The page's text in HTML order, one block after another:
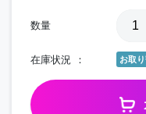
数量
在庫状況 お取